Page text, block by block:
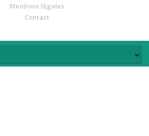
Mentions légales
Contact